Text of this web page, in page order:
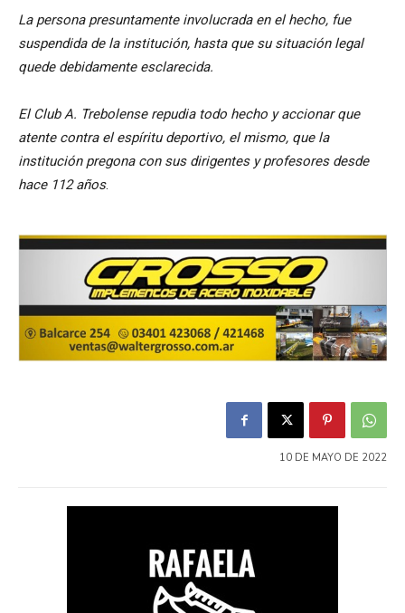
La persona presuntamente involucrada en el hecho, fue
suspendida de la institución, hasta que su situación legal
quede debidamente esclarecida.
El Club A. Trebolense repudia todo hecho y accionar que
atente contra el espíritu deportivo, el mismo, que la
institución pregona con sus dirigentes y profesores desde
hace 112 años.
10 DE MAYO DE 2022